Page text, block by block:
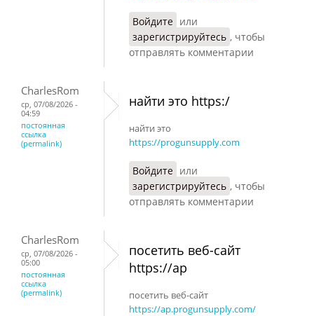
Войдите или
зарегистрируйтесь , чтобы
отправлять комментарии
CharlesRom
ср, 07/08/2026 -
04:59
постоянная
ссылка
(permalink)
найти это https:/
найти это
https://progunsupply.com
Войдите или
зарегистрируйтесь , чтобы
отправлять комментарии
CharlesRom
ср, 07/08/2026 -
05:00
постоянная
ссылка
(permalink)
посетить веб-сайт
https://ap
посетить веб-сайт
https://ap.progunsupply.com/